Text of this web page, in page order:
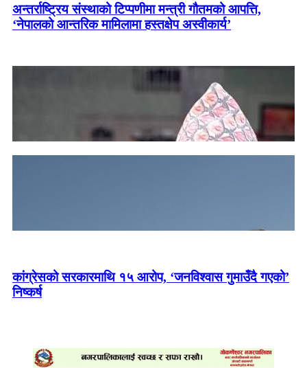
गर्न अदालतको आदेश
अन्तर्राष्ट्रिय संस्थाको टिप्पणीमा मन्त्री गौतमको आपत्ति,
‘नेपालको आन्तरिक मामिलामा हस्तक्षेप अस्वीकार्य’
कांग्रेसको सरकारमाथि १५ आरोप, ‘जनविश्वास गुमाउँदै गएको’
निष्कर्ष